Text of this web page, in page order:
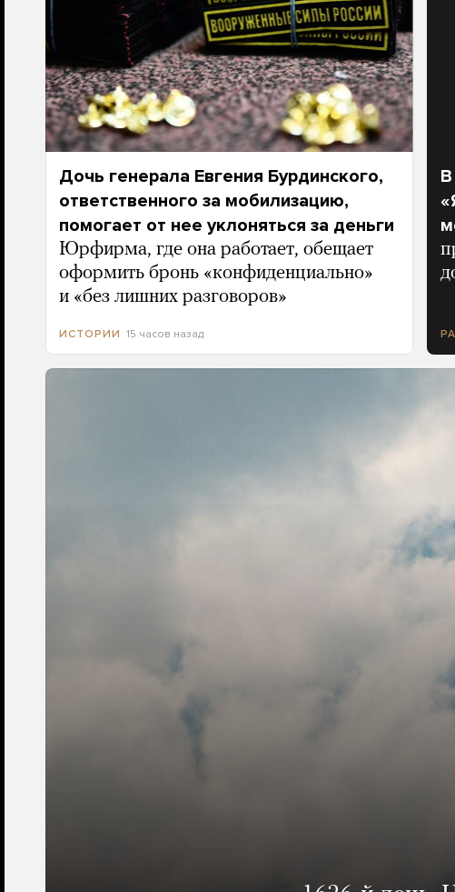
Дочь генерала Евгения Бурдинского,
ответственного за мобилизацию,
помогает от нее уклоняться за деньги
Юрфирма, где она работает, обещает
оформить бронь «конфиденциально»
и «без лишних разговоров»
ИСТОРИИ 15 часов назад